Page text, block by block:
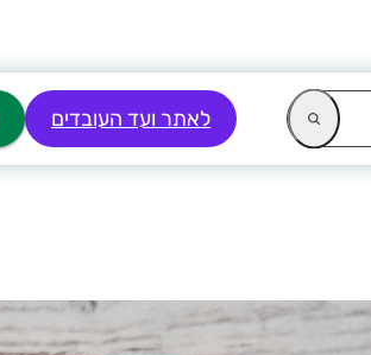
לאתר ועד העובדים